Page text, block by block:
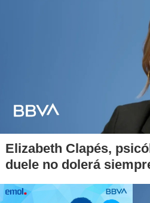
Elizabeth Clapés,
duele no dolerá